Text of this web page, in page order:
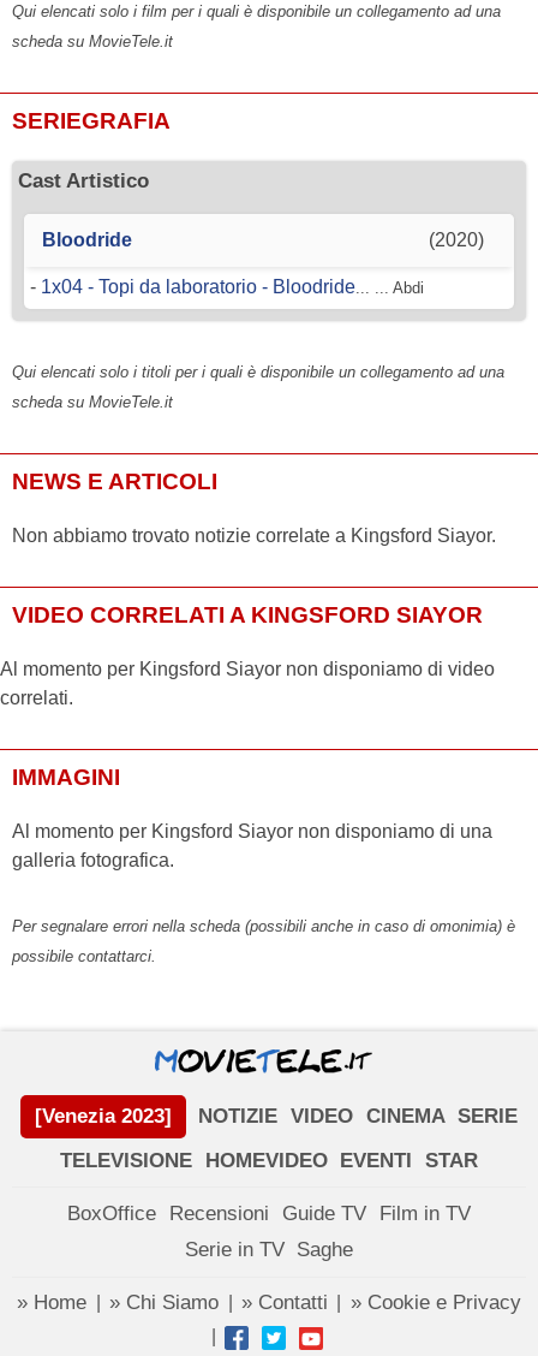
Qui elencati solo i film per i quali è disponibile un collegamento ad una
scheda su MovieTele.it
SERIEGRAFIA
Cast Artistico
Bloodride (2020)
- 1x04 - Topi da laboratorio - Bloodride ... ... Abdi
Qui elencati solo i titoli per i quali è disponibile un collegamento ad una
scheda su MovieTele.it
NEWS E ARTICOLI
Non abbiamo trovato notizie correlate a Kingsford Siayor.
VIDEO CORRELATI A KINGSFORD SIAYOR
Al momento per Kingsford Siayor non disponiamo di video
correlati.
IMMAGINI
Al momento per Kingsford Siayor non disponiamo di una
galleria fotografica.
Per segnalare errori nella scheda (possibili anche in caso di omonimia) è
possibile contattarci.
[Venezia 2023] NOTIZIE VIDEO CINEMA SERIE
TELEVISIONE
HOMEVIDEO EVENTI STAR
BoxOffice Recensioni Guide TV
Film in TV
Serie in TV Saghe
» Home » Chi Siamo » Contatti » Cookie e Privacy